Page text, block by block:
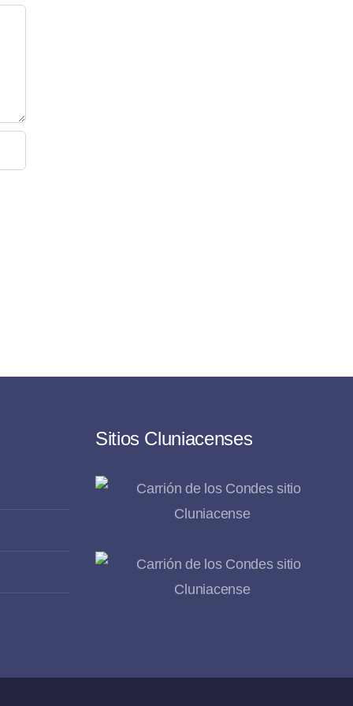
Sitios Cluniacenses